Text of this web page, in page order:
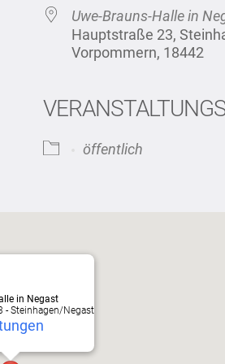
iCalendar
Uwe-Brauns-Halle in
Hauptstraße 23,
Vorpommern, 18442
öffentlich
in Negast
- Steinhagen/Negast